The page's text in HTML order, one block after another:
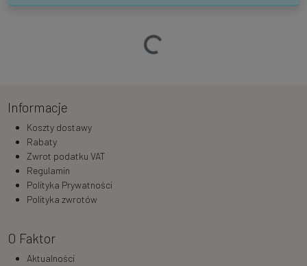
Ładowanie…
Informacje
Koszty dostawy
Rabaty
Zwrot podatku VAT
Regulamin
Polityka Prywatności
Polityka zwrotów
O Faktor
Aktualności